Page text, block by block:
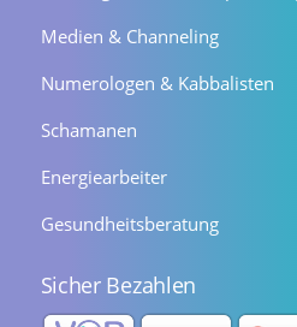
Medien & Channeling
Numerologen & Kabbalisten
Schamanen
Energiearbeiter
Gesundheitsberatung
Sicher Bezahlen